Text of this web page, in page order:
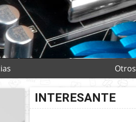
Otros
INTERESANTE